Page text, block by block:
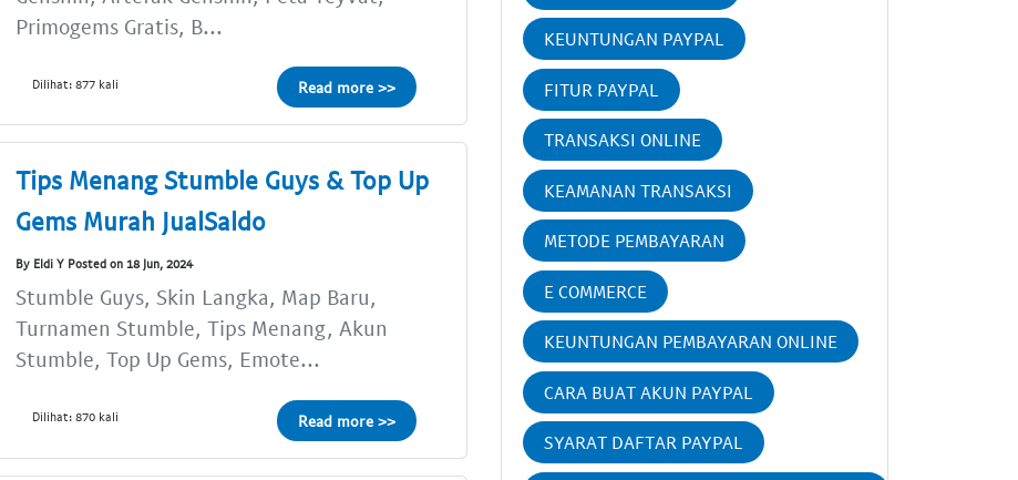
Primogems Gratis, B...
Dilihat: 877 kali Read more >>
Tips Menang Stumble Guys & Top Up
Gems Murah JualSaldo
By Eldi Y Posted on 18 Jun, 2024
Stumble Guys, Skin Langka, Map Baru,
Turnamen Stumble, Tips Menang, Akun
Stumble, Top Up Gems, Emote...
Dilihat: 870 kali Read more >>
KEUNTUNGAN PAYPAL
FITUR PAYPAL
TRANSAKSI ONLINE
KEAMANAN TRANSAKSI
METODE PEMBAYARAN
E COMMERCE
KEUNTUNGAN PEMBAYARAN ONLINE
CARA BUAT AKUN PAYPAL
SYARAT DAFTAR PAYPAL